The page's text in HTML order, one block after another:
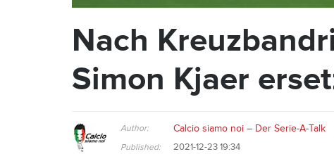
Nach
Simon Kjaer
Author: Calcio siamo noi – Der Serie-A-Talk
Published: 2021-12-23 19:34